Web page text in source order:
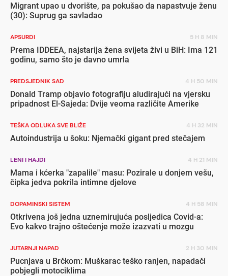
Migrant upao u dvorište, pa pokušao da napastvuje ženu
(30): Suprug ga savladao
APSURDI 5 H 8 MIN
Prema IDDEEA, najstarija žena svijeta živi u BiH: Ima 121
godinu, samo što je davno umrla
PREDSJEDNIK SAD 4 H 50 MIN
Donald Tramp objavio fotografiju aludirajući na vjersku
pripadnost El-Sajeda: Dvije veoma različite Amerike
TEŠKA ODLUKA SVE BLIŽE 4 H 32 MIN
Autoindustrija u šoku: Njemački gigant pred stečajem
LENI I HAJDI 4 H 21 MIN
Mama i kćerka "zapalile" masu: Pozirale u donjem vešu,
čipka jedva pokrila intimne djelove
DOPAMINSKI SISTEM 4 H 58 MIN
Otkrivena još jedna uznemirujuća posljedica Covid-a:
Evo kakvo trajno oštećenje može izazvati u mozgu
JUTARNJI NAPAD 2 H 30 MIN
Pucnjava u Brčkom: Muškarac teško ranjen, napadači
pobjegli motociklima